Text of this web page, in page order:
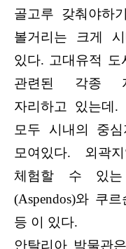
골고루 갖춰야하
볼거리는 크게
있다. 고대유적
관련된 각종 자
자리하고 있는데.
모두 시내의 중
모여있다. 외곽
체험할 수 있는
(Aspendos)와 쿠
등 이 있다.
안탈리아 박물관